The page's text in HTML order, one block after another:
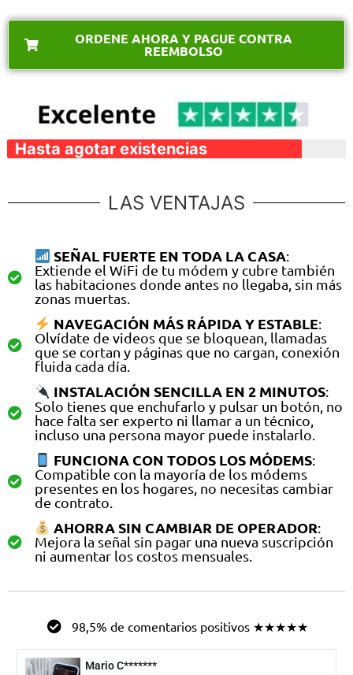
ORDENE AHORA Y PAGUE CONTRA
REEMBOLSO
Hasta agotar existencias
LAS VENTAJAS
SEÑAL FUERTE EN TODA LA CASA:
Extiende el WiFi de tu módem y cubre también
las habitaciones donde antes no llegaba, sin más
zonas muertas.
NAVEGACIÓN MÁS RÁPIDA Y ESTABLE:
Olvídate de videos que se bloquean, llamadas
que se cortan y páginas que no cargan, conexión
fluida cada día.
INSTALACIÓN SENCILLA EN 2 MINUTOS:
Solo tienes que enchufarlo y pulsar un botón, no
hace falta ser experto ni llamar a un técnico,
incluso una persona mayor puede instalarlo.
FUNCIONA CON TODOS LOS MÓDEMS:
Compatible con la mayoría de los módems
presentes en los hogares, no necesitas cambiar
de contrato.
AHORRA SIN CAMBIAR DE OPERADOR:
Mejora la señal sin pagar una nueva suscripción
ni aumentar los costos mensuales.
98,5% de comentarios positivos ★★★★★
Mario C*******